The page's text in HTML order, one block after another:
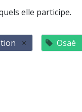
elle participe.
× Osaé